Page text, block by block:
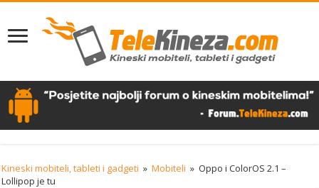
Kineski mobiteli, tableti i gadgeti » Mobiteli » Oppo i ColorOS 2.1 –
Lollipop je tu